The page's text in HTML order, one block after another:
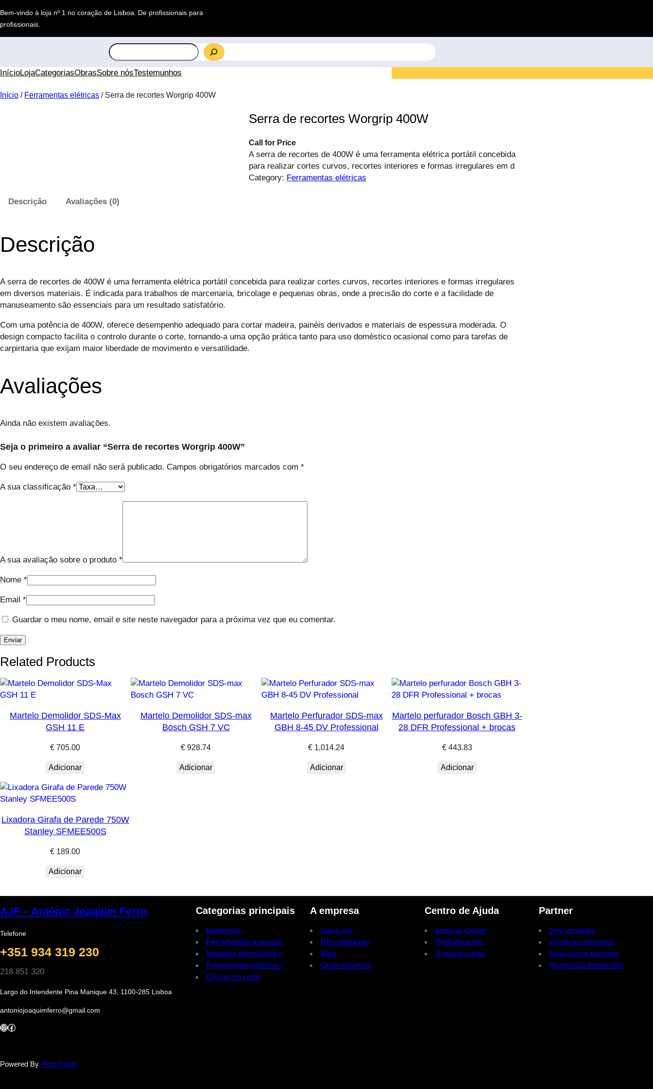
para
o
conteúdo
Bem-vindo à loja nº 1 no coração de Lisboa. De profissionais para
profissionais
S
e
a
c
InícioLojaCategoriasObrasSobre nósTestemunhos
Início / Ferramentas elétricas / Serra de recortes Worgrip 400W
Serra de recortes Worgrip 400W
Call for Price
A serra de recortes de 400W é uma ferramenta elétrica portátil concebida
para realizar cortes curvos, recortes interiores e formas irregulares em d
Category: Ferramentas elétricas
Descrição Avaliações (0)
Descrição
A serra de recortes de 400W é uma ferramenta elétrica portátil concebida para realizar cortes curvos, recortes interiores e formas irregulares
em diversos materiais. É indicada para trabalhos de marcenaria, bricolage e pequenas obras, onde a precisão do corte e a facilidade de
manuseamento são essenciais para um resultado satisfatório.
Com uma potência de 400W, oferece desempenho adequado para cortar madeira, painéis derivados e materiais de espessura moderada. O
design compacto facilita o controlo durante o corte, tornando-a uma opção prática tanto para uso doméstico ocasional como para tarefas de
carpintaria que exijam maior liberdade de movimento e versatilidade.
Avaliações
Ainda não existem avaliações.
Seja o primeiro a avaliar “Serra de recortes Worgrip 400W”
O seu endereço de email não será publicado. Campos obrigatórios marcados com *
A sua classificação *
A sua avaliação sobre o produto *
Nome *
Email *
Guardar o meu nome, email e site neste navegador para a próxima vez que eu comentar.
Related Products
Martelo Demolidor SDS-Max
GSH 11 E
€ 705.00
Adicionar
Martelo Demolidor SDS-max
Bosch GSH 7 VC
€ 928.74
Adicionar
Martelo Perfurador SDS-max
GBH 8-45 DV Professional
€ 1,014.24
Adicionar
Martelo perfurador Bosch GBH 3-
28 DFR Professional + brocas
€443.83
Adicionar
Lixadora Girafa de Parede 750W
Stanley SFMEE500S
€ 189.00
Adicionar
AJF – António Joaquim Ferro
Telefone
+351 934 319 230
218 851 320
Largo do Intendente Pina Manique 43, 1100-285 Lisboa
antoniojoaquimferro@gmail.com
InstagramFacebook
Categorias principais
Berbequins
Ferramentas manuais
Martelos demolidores
Ferramentas elétricas
Discos de corte
A empresa
Sobre nós
Recrutamento
Blog
Onde estamos
Centro de Ajuda
Apoio ao Cliente
Regulamento
A minha conta
Partner
Seja vendedor
Anuncie connosco
Seja nosso parceiro
Perguntas frequentes
Powered By Pure Circle